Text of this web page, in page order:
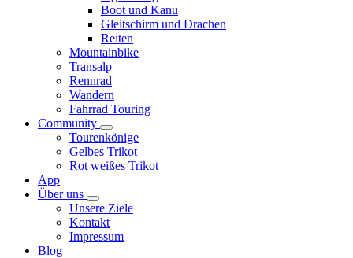
Boot und Kanu
Gleitschirm und Drachen
Reiten
Mountainbike
Transalp
Rennrad
Wandern
Fahrrad Touring
Community
Tourenkönige
Gelbes Trikot
Rot weißes Trikot
App
Über uns
Unsere Ziele
Kontakt
Impressum
Blog